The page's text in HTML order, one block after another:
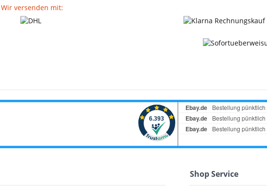
Wir versenden mit:
Shop Service